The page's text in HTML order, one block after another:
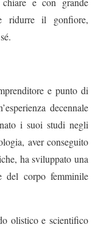
ridurre il gonfiore,
e punto di
decennale
i suoi studi negli
aver conseguito
ha sviluppato una
del corpo femminile
olistico e scientifico